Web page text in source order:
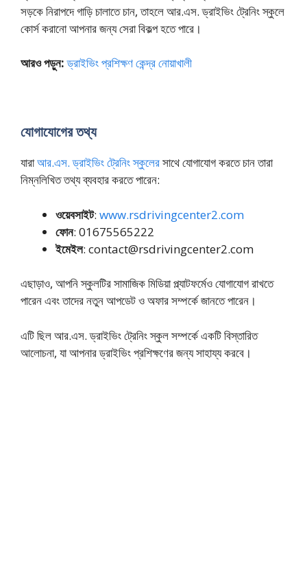
সড়কে নিরাপদে গাড়ি চালাতে চান, তাহলে আর.এস. ড্রাইভিং ট্রেনিং স্কুলে
কোর্স করানো আপনার জন্য সেরা বিকল্প হতে পারে।
আরও পড়ুন:ড্রাইভিং প্রশিক্ষণ কেন্দ্র নোয়াখালী
যোগাযোগের তথ্য
যারাআর.এস. ড্রাইভিং ট্রেনিং স্কুলেরসাথে যোগাযোগ করতে চান তারা
নিম্নলিখিত তথ্য ব্যবহার করতে পারেন:
ওয়েবসাইট: www.rsdrivingcenter2.com
ফোন: 01675565222
ইমেইল: contact@rsdrivingcenter2.com
এছাড়াও, আপনি স্কুলটির সামাজিক মিডিয়া প্ল্যাটফর্মেও যোগাযোগ রাখতে
পারেন এবং তাদের নতুন আপডেট ও অফার সম্পর্কে জানতে পারেন।
এটি ছিল আর.এস. ড্রাইভিং ট্রেনিং স্কুল সম্পর্কে একটি বিস্তারিত
আলোচনা, যা আপনার ড্রাইভিং প্রশিক্ষণের জন্য সাহায্য করবে।